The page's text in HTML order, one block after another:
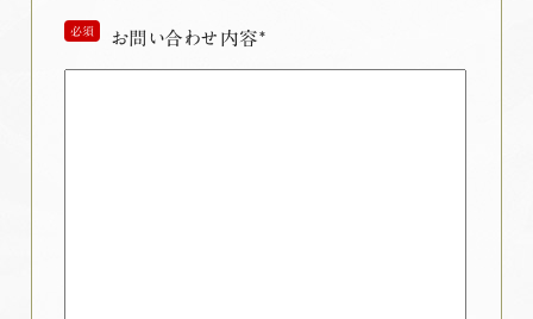
必須 お問い合わせ内容*